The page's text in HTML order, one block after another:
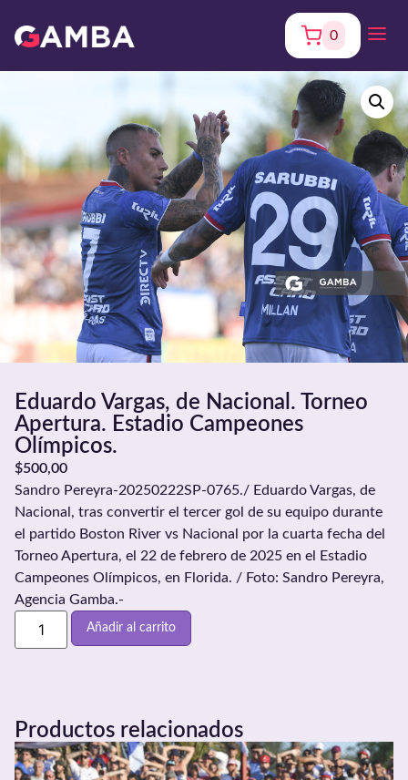
0
Eduardo Vargas, de Nacional. Torneo
Apertura. Estadio Campeones
Olímpicos.
$500,00
Sandro Pereyra-20250222SP-0765./ Eduardo Vargas, de
Nacional, tras convertir el tercer gol de su equipo durante
el partido Boston River vs Nacional por la cuarta fecha del
Torneo Apertura, el 22 de febrero de 2025 en el Estadio
Campeones Olímpicos, en Florida. / Foto: Sandro Pereyra,
Agencia Gamba.-
Añadir al carrito
Productos relacionados